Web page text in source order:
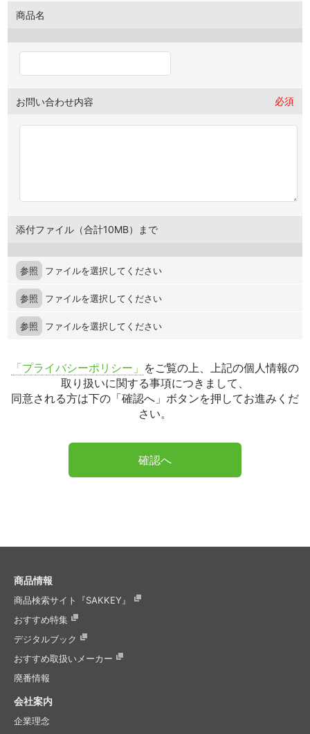
商品名
お問い合わせ内容 必須
添付ファイル（合計10MB）まで
参照 ファイルを選択してください
参照 ファイルを選択してください
参照 ファイルを選択してください
「プライバシーポリシー」 をご覧の上、上記の個人情報の
取り扱いに関する事項につきまして、
同意される方は下の「確認へ」ボタンを押してお進みくだ
さい。
確認へ
商品情報
商品検索サイト『SAKKEY』
おすすめ特集
デジタルブック
おすすめ取扱いメーカー
廃番情報
会社案内
企業理念